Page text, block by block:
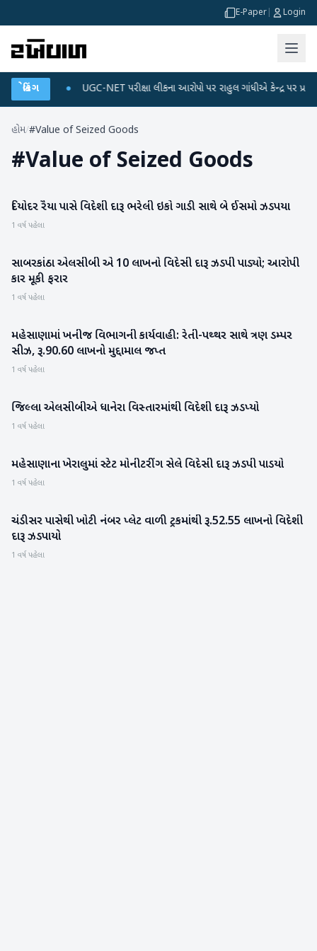
E-Paper Login
બ્રેકિંગ
પ્લાન UGC-NET પરીક્ષા લીકના આરોપો પર રાહુલ ગાંધીએ કેન્દ્ર પર પ્રહાર
હોમ/#Value of Seized Goods
#Value of Seized Goods
બનાસકાંઠા
દિયોદર રૈયા પાસે વિદેશી દારૂ ભરેલી ઇકો ગાડી સાથે બે ઈસમો ઝડપયા
1 વર્ષ પહેલા
સાબરકાંઠા
સાબરકાંઠા એલસીબી એ 10 લાખનો વિદેસી દારૂ ઝડપી પાડ્યો; આરોપી
કાર મૂકી ફરાર
1 વર્ષ પહેલા
મહેસાણા
મહેસાણામાં ખનીજ વિભાગની કાર્યવાહી: રેતી-પથ્થર સાથે ત્રણ ડમ્પર
સીઝ, રૂ.90.60 લાખનો મુદ્દામાલ જપ્ત
1 વર્ષ પહેલા
બનાસકાંઠા
જિલ્લા એલસીબીએ ધાનેરા વિસ્તારમાંથી વિદેશી દારૂ ઝડપ્યો
1 વર્ષ પહેલા
મહેસાણા
મહેસાણાના ખેરાલુમાં સ્ટેટ મોનીટરીંગ સેલે વિદેસી દારૂ ઝડપી પાડયો
1 વર્ષ પહેલા
બનાસકાંઠા
ચંડીસર પાસેથી ખોટી નંબર પ્લેટ વાળી ટ્રકમાંથી રૂ.52.55 લાખનો વિદેશી
દારૂ ઝડપાયો
1 વર્ષ પહેલા